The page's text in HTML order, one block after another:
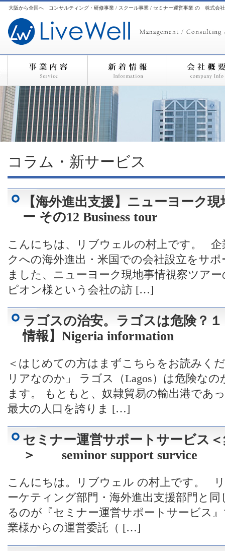
大阪から全国へ コンサルティング・研修事業 / スクール事業 / セミナー運営事業 の 株式会
コラム・新サービス
【海外進出支援】ニューヨーク
ー その12 Business tour
こんにちは、リブウェルの村上です。
クへの海外進出・米国での会社設立をサ
ました、ニューヨーク現地事情視察ツア
ピオン様という会社の訪 […]
ラゴスの治安。ラゴスは危険？
情報】Nigeria information
＜はじめての方はまずこちらをお読み
リアなのか」 ラゴス（Lagos）は危険な
ます。 もともと、奴隷貿易の輸出港であ
最大の人口を誇りま […]
セミナー運営サポートサービス
＞ seminor support survice
こんにちは。リブウェル の村上です。
ーケティング部門・海外進出支援部門と
るのが『セミナー運営サポートサービス
業様からの運営委託（ […]